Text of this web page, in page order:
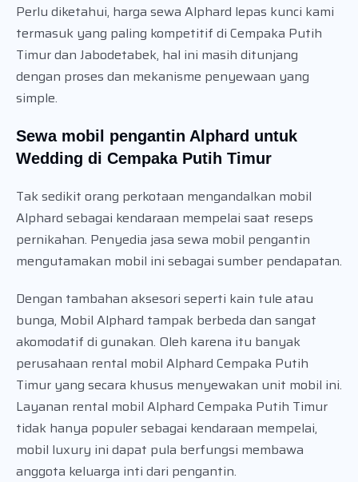
Perlu diketahui, harga sewa Alphard lepas kunci kami
termasuk yang paling kompetitif di Cempaka Putih
Timur dan Jabodetabek, hal ini masih ditunjang
dengan proses dan mekanisme penyewaan yang
simple.
Sewa mobil pengantin Alphard untuk
Wedding di Cempaka Putih Timur
Tak sedikit orang perkotaan mengandalkan mobil
Alphard sebagai kendaraan mempelai saat reseps
pernikahan. Penyedia jasa sewa mobil pengantin
mengutamakan mobil ini sebagai sumber pendapatan.
Dengan tambahan aksesori seperti kain tule atau
bunga, Mobil Alphard tampak berbeda dan sangat
akomodatif di gunakan. Oleh karena itu banyak
perusahaan rental mobil Alphard Cempaka Putih
Timur yang secara khusus menyewakan unit mobil ini.
Layanan rental mobil Alphard Cempaka Putih Timur
tidak hanya populer sebagai kendaraan mempelai,
mobil luxury ini dapat pula berfungsi membawa
anggota keluarga inti dari pengantin.